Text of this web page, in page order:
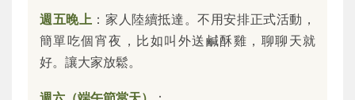
週五晚上 ：家人陸續抵達。不用安排正式活動，
簡單吃個宵夜，比如叫外送鹹酥雞，聊聊天就
好。讓大家放鬆。